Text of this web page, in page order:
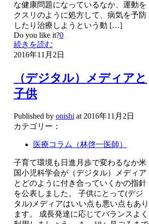
な健康問題になっているなか、運動を
クスリのように処方して、病気を予防
したり治療しようという動 […]
Do you like it?0
続きを読む
2016年11月2日
（デジタル）メディアと
子供
Published by onishi at 2016年11月2日
カテゴリー：
医療コラム（林啓一医師）
子育て環境も日進月歩で変わるなか米
国小児科学会が（デジタル）メディア
とどのように付き合っていくかの指針
を公表しました。 子供にとって(デジ
タル)メディアはいい点も悪い点もあり
ます。 成長発達に応じてバランスよく